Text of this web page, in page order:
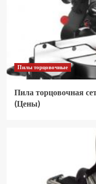
Пилы торцовочные
Пила торцовочная
(Цены)